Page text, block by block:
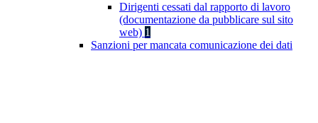
Dirigenti cessati dal rapporto di lavoro
(documentazione da pubblicare sul sito
web) 1
Sanzioni per mancata comunicazione dei dati